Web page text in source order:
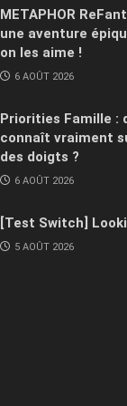
METAPHOR
une aventure
on les aime !
6 AOÛT 2026
Priorities Famille :
connaît vraiment
des doigts ?
6 AOÛT 2026
[Test Switch]
5 AOÛT 2026